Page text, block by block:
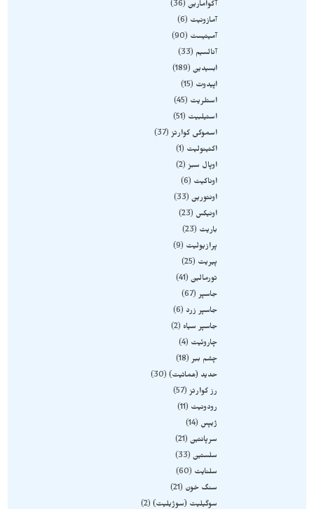
آکوامارین 36
آمازونیت
6
آمیتیست
90
آنالسیم
33
ابسیدین 189
اپیدوت
15
استلریت
45
استیلبیت
51
اسموکی کوارتز 37
اکتینولیت
1
اوپال سبز 2
اوناکیت
6
اونتورین 33
اونیکس
23
باریت
23
پرازیولیت
9
پیریت
25
تورمالین 41
جاسپر 67
جاسپر زرد
6
جاسپر سیاه
2
چاروئیت
4
چشم ببر 18
حدید (هماتیت) 30
رز کوارتز 57
رودونیت
11
ژیپس
14
سرپانتین 21
سلستین 33
سلنایت
60
سنگ خون
21
سوگیلیت (سوژیلیت) 2